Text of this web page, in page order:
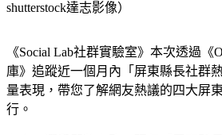
shutterstock達志影像）
《Social Lab社群實驗室》本次透過
庫》追蹤近一個月內「屏東縣長社群
量表現，帶您了解網友熱議的四大屏
行。